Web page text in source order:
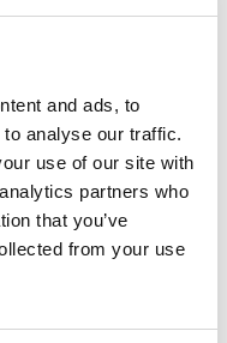
and ads, to
analyse our traffic.
use of our site with
partners who
that you’ve
from your use
klart. Förmodligen
som välkomnar
Varbergs Trä har allt